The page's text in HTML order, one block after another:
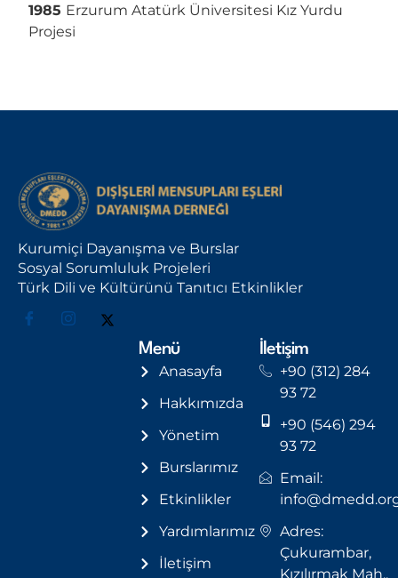
1985 Erzurum Atatürk Üniversitesi Kız Yurdu
Projesi
Kurumiçi Dayanışma ve Burslar
Sosyal Sorumluluk Projeleri
Türk Dili ve Kültürünü Tanıtıcı Etkinlikler
Menü
Anasayfa
Hakkımızda
Yönetim
Burslarımız
Etkinlikler
Yardımlarımız
İletişim
İletişim
+90 (312) 284
93 72
+90 (546) 294
93 72
Email:
Adres:
Çukurambar,
Kızılırmak Mah.,